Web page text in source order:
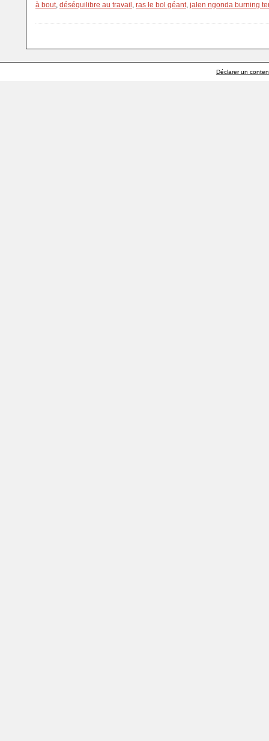
à bout, déséquilibre au travail , ras le bol géant, jalen ngonda burning
Déclarer un